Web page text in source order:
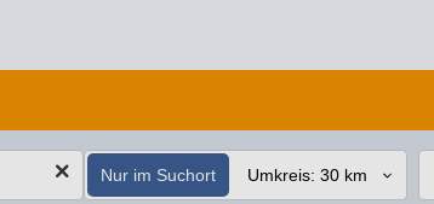
Nur im Suchort